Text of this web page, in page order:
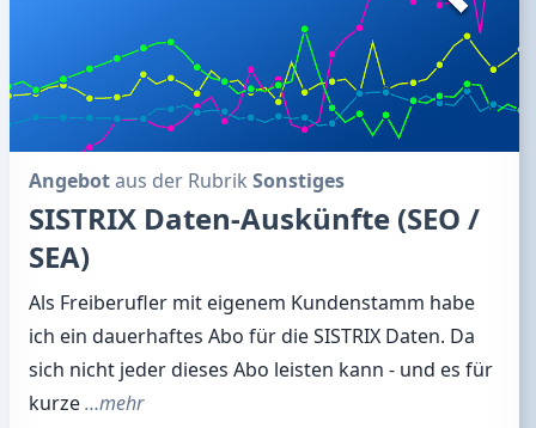
Angebotaus der Rubrik Sonstiges
SISTRIX Daten-Auskünfte (SEO /
SEA)
Als Freiberufler mit eigenem Kundenstamm habe
ich ein dauerhaftes Abo für die SISTRIX Daten. Da
sich nicht jeder dieses Abo leisten kann - und es für
kurze…mehr